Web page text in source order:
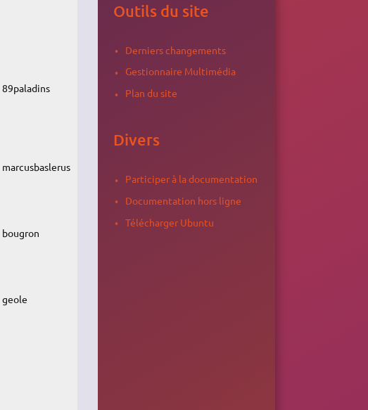
89paladins
marcusbaslerus
bougron
geole
Outils du site
Derniers changements
Gestionnaire Multimédia
Plan du site
Divers
Participer à la documentation
Documentation hors ligne
Télécharger Ubuntu